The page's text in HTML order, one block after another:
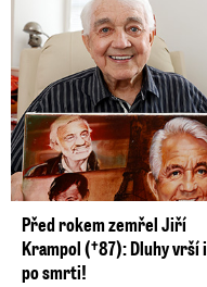
Před rokem zemřel Jiří
Krampol (†87): Dluhy vrší i
po smrti!